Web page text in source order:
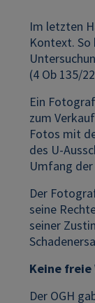
Im letzten
Kontext.
(4 Ob 135/
Ein
zum
Fotos mit
des U-
Umfang
Der
seine
seiner
Keine
Der OGH